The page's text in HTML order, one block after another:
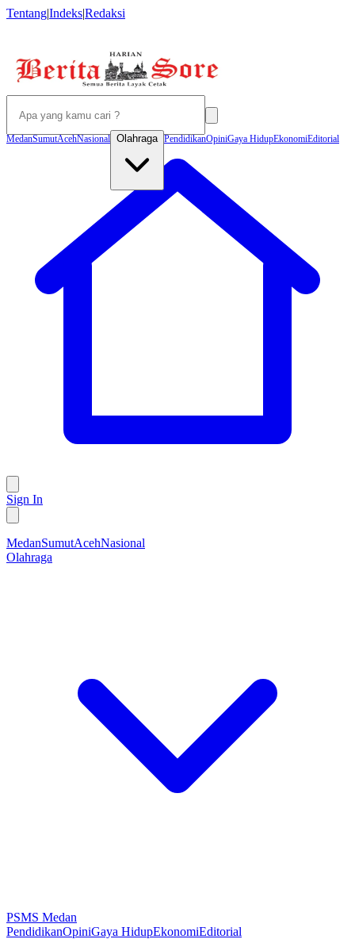
Tentang|Indeks|Redaksi
MedanSumutAcehNasional Olahraga PendidikanOpiniGaya HidupEkonomiEditorial
Sign In
MedanSumutAcehNasional
Olahraga
PSMS Medan
PendidikanOpiniGaya HidupEkonomiEditorial